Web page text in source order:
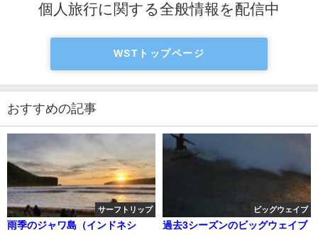
個人旅行に関する全般情報を配信中
WSTトップページ
おすすめの記事
サーフトリップ
雨季のジャワ島（インドネシ
ビッグウェイブ
過去3シーズンのビッグウェイブ